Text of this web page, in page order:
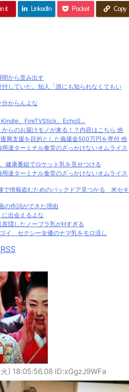
it LinkedIn Pocket Copy
から歪み出す
していた。知人「誰にも知られなくてもい
からんよな
Kindle、FireTVStick、EchoS...
からのお届けモノが来る！？内容はこちら 他
興支援を目的とした義援金500万円を寄付 他
用達ターミナル食堂のざっかけないオムライス
健康番組でロケット乳を見せつける
用達ターミナル食堂のざっかけないオムライス
で情報盗むためのバックドア見つかる 米セキ
の作詞ができた理由
出会えるよな
首隠したノーブラ乳がHすぎる
イ、セクシー女優のナマ乳をモロ流し
) 18:05:56.08 ID:xGgzJ9WFa